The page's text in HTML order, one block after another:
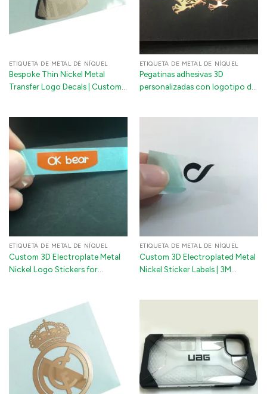
ETIQUETA DE METAL DE NÍQUEL
Bespoke Thin Nickel Metal
Transfer Logo Decals | Custom
Packaging
ETIQUETA DE METAL DE NÍQUEL
Pegatinas adhesivas 3D
personalizadas con logotipo de
ETIQUETA DE METAL DE NÍQUEL
Custom 3D Electroplate Metal
Nickel Logo Stickers for
ETIQUETA DE METAL DE NÍQUEL
Custom 3D Electroplated Metal
Nickel Sticker Labels | 3M